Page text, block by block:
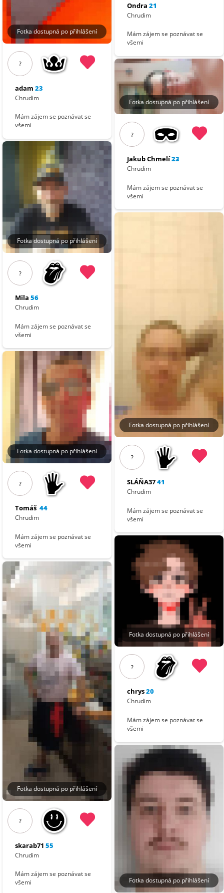
Fotka dostupná po přihlášení
?
adam 23
Chrudim
Mám zájem se poznávat se
všemi
Fotka dostupná po přihlášení
?
Mila 56
Chrudim
Mám zájem se poznávat se
všemi
Fotka dostupná po přihlášení
?
Tomáš 44
Chrudim
Mám zájem se poznávat se
všemi
Fotka dostupná po přihlášení
?
skarab71 55
Chrudim
Mám zájem se poznávat se
všemi
Ondra 21
Chrudim
Mám zájem se poznávat se
všemi
Fotka dostupná po přihlášení
?
Jakub Chmelí23
Chrudim
Mám zájem se poznávat se
všemi
Fotka dostupná po přihlášení
?
SLÁŇA3741
Chrudim
Mám zájem se poznávat se
všemi
Fotka dostupná po přihlášení
?
chrys20
Chrudim
Mám zájem se poznávat se
všemi
Fotka dostupná po přihlášení